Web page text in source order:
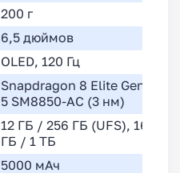
200 г
6,5 дюймов
OLED, 120 Гц
Snapdragon 8 Elite Gen
5 SM8850-AC (3 нм)
12 ГБ / 256 ГБ (UFS), 16
ГБ / 1 ТБ
5000 мАч